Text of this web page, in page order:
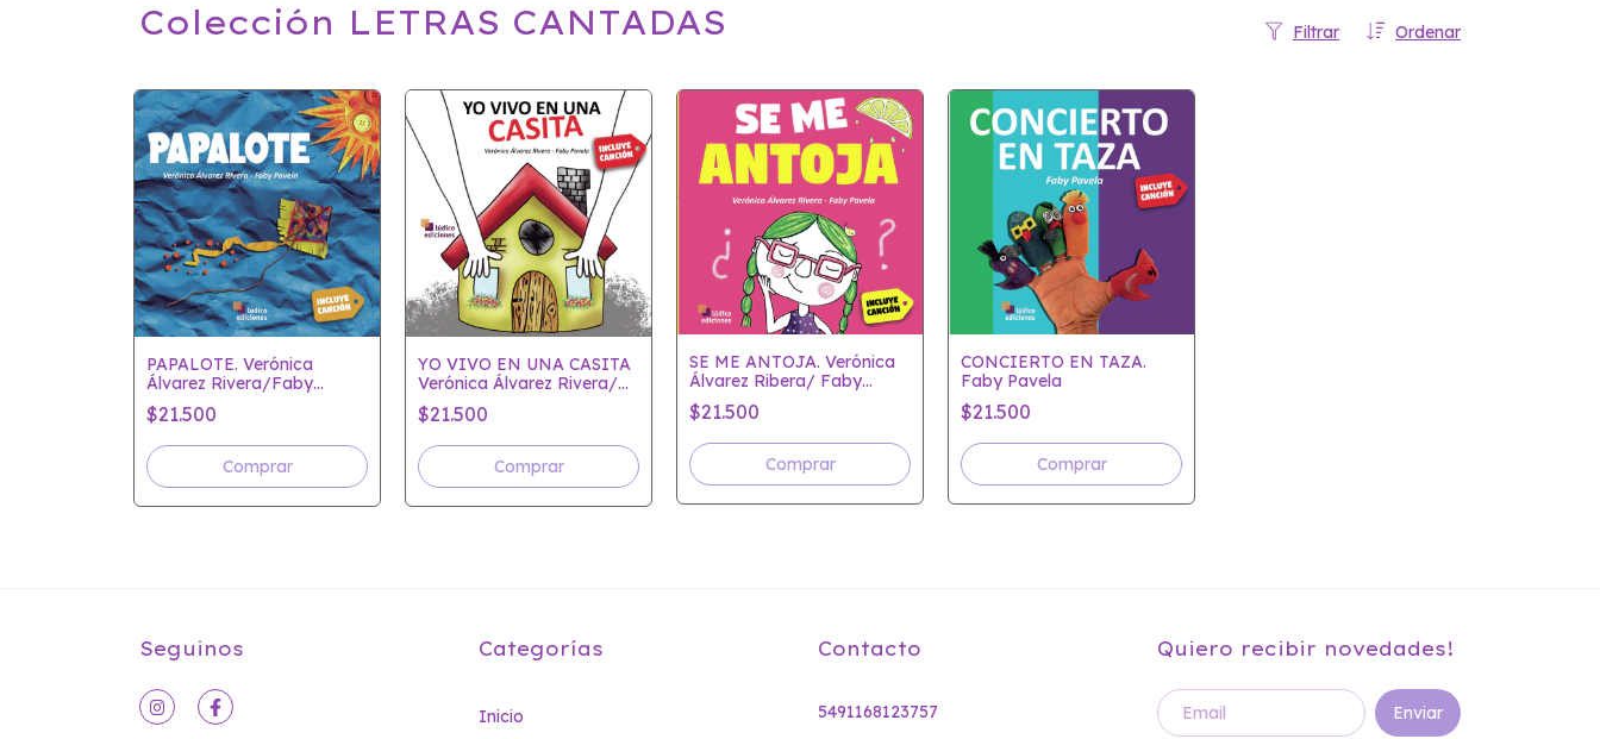
Colección LETRAS CANTADAS Ordenar
Filtrar
PAPALOTE. Verónica
Álvarez Rivera/Faby
Pavela
$21.500
YO VIVO EN UNA CASITA
Verónica Álvarez Rivera/
Faby Pavela
$21.500
SE ME ANTOJA. Verónica
Álvarez Ribera/ Faby
Pavela
$21.500
CONCIERTO EN TAZA.
Faby Pavela
$21.500
Seguinos Categorías
Inicio
Contacto
5491168123757
Quiero recibir novedades!